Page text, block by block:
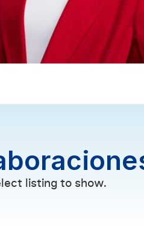
listing to show.